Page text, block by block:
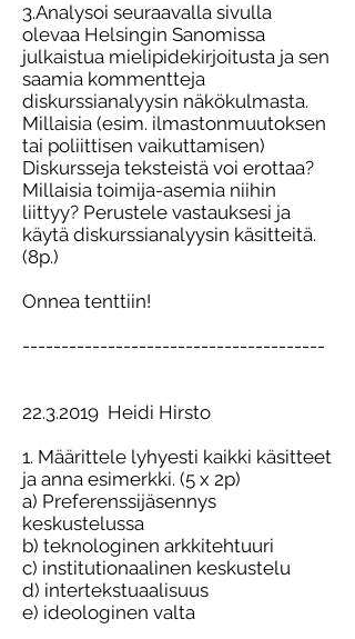
3.Analysoi seuraavalla sivulla
olevaa Helsingin Sanomissa
julkaistua mielipidekirjoitusta ja sen
saamia kommentteja
diskurssianalyysin näkökulmasta.
Millaisia (esim. ilmastonmuutoksen
tai poliittisen vaikuttamisen)
Diskursseja teksteistä voi erottaa?
Millaisia toimija-asemia niihin
liittyy? Perustele vastauksesi ja
käytä diskurssianalyysin käsitteitä.
(8p.)
Onnea tenttiin!
---------------------------------------
22.3.2019 Heidi Hirsto
1. Määrittele lyhyesti kaikki käsitteet
ja anna esimerkki. (5 x 2p)
a) Preferenssijäsennys
keskustelussa
b) teknologinen arkkitehtuuri
c) institutionaalinen keskustelu
d) intertekstuaalisuus
e) ideologinen valta